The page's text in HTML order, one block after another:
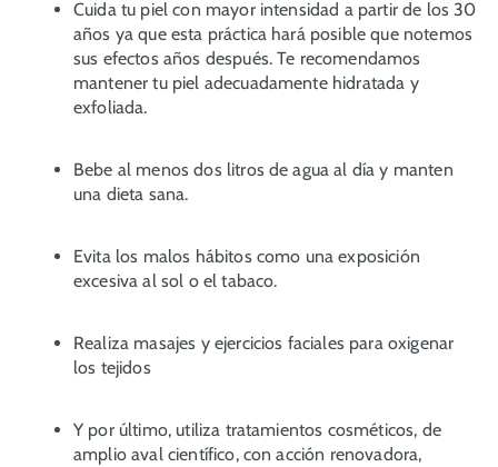
Cuida tu piel con mayor intensidad a partir de los 30
años ya que esta práctica hará posible que notemos
sus efectos años después. Te recomendamos
mantener tu piel adecuadamente hidratada y
exfoliada.
Bebe al menos dos litros de agua al día y manten
una dieta sana.
Evita los malos hábitos como una exposición
excesiva al sol o el tabaco.
Realiza masajes y ejercicios faciales para oxigenar
los tejidos
Y por último, utiliza tratamientos cosméticos, de
amplio aval científico, con acción renovadora,